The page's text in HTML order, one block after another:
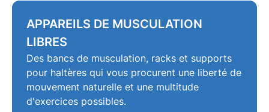
APPAREILS DE MUSCULATION
LIBRES
Des bancs de musculation, racks et supports
pour haltères qui vous procurent une liberté de
mouvement naturelle et une multitude
d'exercices possibles.